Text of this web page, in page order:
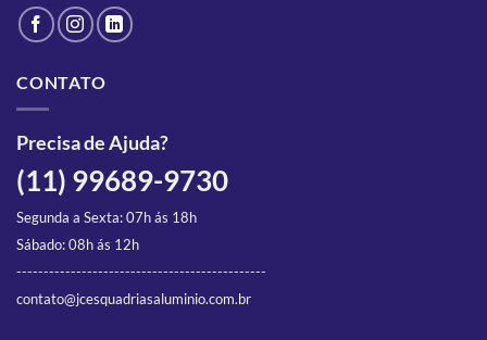
do
CONTATO
Precisa de Ajuda?
(11) 99689-9730
Segunda a Sexta: 07h ás 18h
Sábado: 08h ás 12h
----------------------------------------------
contato@jcesquadriasaluminio.com.br